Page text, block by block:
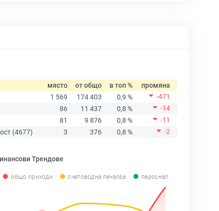
място от общо в топ %
промяна
1 569
174 403 0,9 %
-471
86
11 437 0,8 %
-14
81
9 876 0,8 %
-11
(4677)
3 376 0,8 % -2
Трендове
общо приходи счетоводна печалба персонал